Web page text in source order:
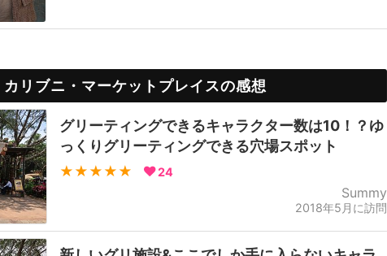
カリブニ・マーケットプレイスの感想
グリーティングできるキャラクター数は10！？ゆ
っくりグリーティングできる穴場スポット
★★★★★ 24
Summy
2018年5月に訪問